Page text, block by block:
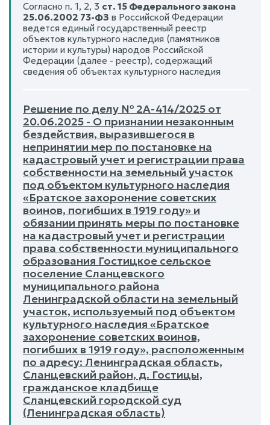
Согласно п. 1, 2, 3 ст. 15 Федерального закона
25.06.2002 73-ФЗ в Российской Федерации
ведется единый государственный реестр
объектов культурного наследия (памятников
истории и культуры) народов Российской
Федерации (далее - реестр), содержащий
сведения об объектах культурного наследия
Решение по делу № 2А-414/2025 от
20.06.2025 - О признании незаконным
бездействия, выразившегося в
непринятии мер по постановке на
кадастровый учет и регистрации права
собственности на земельный участок
под объектом культурного наследия
«Братское захоронение советских
воинов, погибших в 1919 году» и
обязании принять меры по постановке
на кадастровый учет и регистрации
права собственности муниципального
образования Гостицкое сельское
поселение Сланцевского
муниципального района
Ленинградской области на земельный
участок, используемый под объектом
культурного наследия «Братское
захоронение советских воинов,
погибших в 1919 году», расположенным
по адресу: Ленинградская область,
Сланцевский район, д. Гостицы,
гражданское кладбище
Сланцевский городской суд
(Ленинградская область)